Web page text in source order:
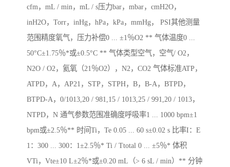
cfm，mL / min，mL / s压力bar，mbar，cmH2O，
inH2O，Torr，inHg，hPa，kPa，mmHg， PSI其他测量
范围精度氧气，压力补偿0 ... ±1％O2 ** 气体温度0 ...
50°C±1.75％*或±0.5°C ** 气体类型空气，空气/ O2，
N2O / O2，氦氧（21％O2），N2，CO2 气体标准ATP，
ATPD，A，AP21，STP，STPH，B，B-A，BTPD，
BTPD-A，0/1013,20 / 981,15 / 1013,25 / 991,20 / 1013，
NTPD，N 通气参数范围准确度呼吸率1 ... 1000 bpm±1
bpm或±2.5％** 时间Ti，Te 0.05 ... 60 s±0.02 s 比率I：E
1：300 ... 300：1±2.5％* Ti / Ttotal 0 ... ±5％* 体积
VTi，Vte±10 L±2％*或±0.20 mL（> 6 sL / min）** 分钟